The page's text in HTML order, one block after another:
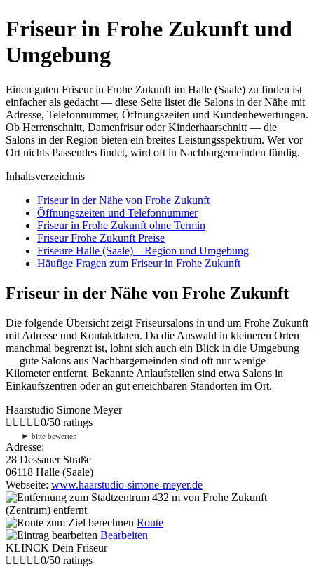
Friseur in Frohe Zukunft und
Umgebung
Einen guten Friseur in Frohe Zukunft im Halle (Saale) zu finden ist
einfacher als gedacht — diese Seite listet die Salons in der Nähe mit
Adresse, Telefonnummer, Öffnungszeiten und Kundenbewertungen.
Ob Herrenschnitt, Damenfrisur oder Kinderhaarschnitt — die
Salons in der Region bieten ein breites Leistungsspektrum. Wer vor
Ort nichts Passendes findet, wird oft in Nachbargemeinden fündig.
Inhaltsverzeichnis
Friseur in der Nähe von Frohe Zukunft
Öffnungszeiten und Telefonnummer
Friseur in Frohe Zukunft ohne Termin
Friseur Frohe Zukunft Preise
Friseure Halle (Saale) – Region und Umgebung
Häufige Fragen zum Friseur in Frohe Zukunft
Friseur in der Nähe von Frohe Zukunft
Die folgende Übersicht zeigt Friseursalons in und um Frohe Zukunft
mit Adresse und Kontaktdaten. Da die Auswahl in kleineren Orten
manchmal begrenzt ist, lohnt sich auch ein Blick in die Umgebung
— gute Salons aus Nachbargemeinden sind oft nur wenige
Kilometer entfernt. Bekannte Anlaufstellen sind etwa Salons in
Einkaufszentren oder an gut erreichbaren Standorten im Ort.
Haarstudio Simone Meyer
0/50 ratings
► bitte bewerten
Adresse:
28 Dessauer Straße
06118 Halle (Saale)
Webseite: www.haarstudio-simone-meyer.de
432 m von Frohe Zukunft
(Zentrum) entfernt
Route
Bearbeiten
KLINCK Dein Friseur
0/50 ratings